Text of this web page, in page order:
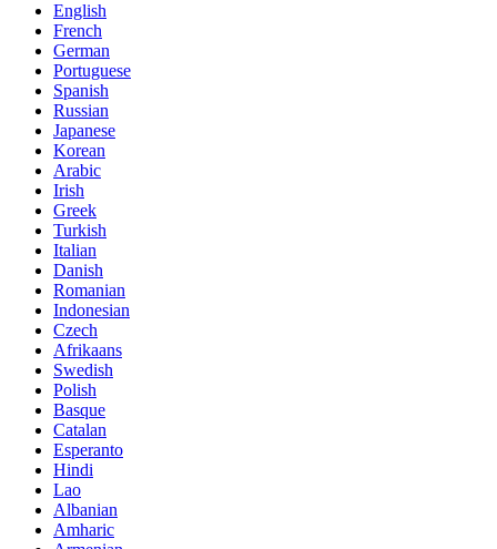
English
French
German
Portuguese
Spanish
Russian
Japanese
Korean
Arabic
Irish
Greek
Turkish
Italian
Danish
Romanian
Indonesian
Czech
Afrikaans
Swedish
Polish
Basque
Catalan
Esperanto
Hindi
Lao
Albanian
Amharic